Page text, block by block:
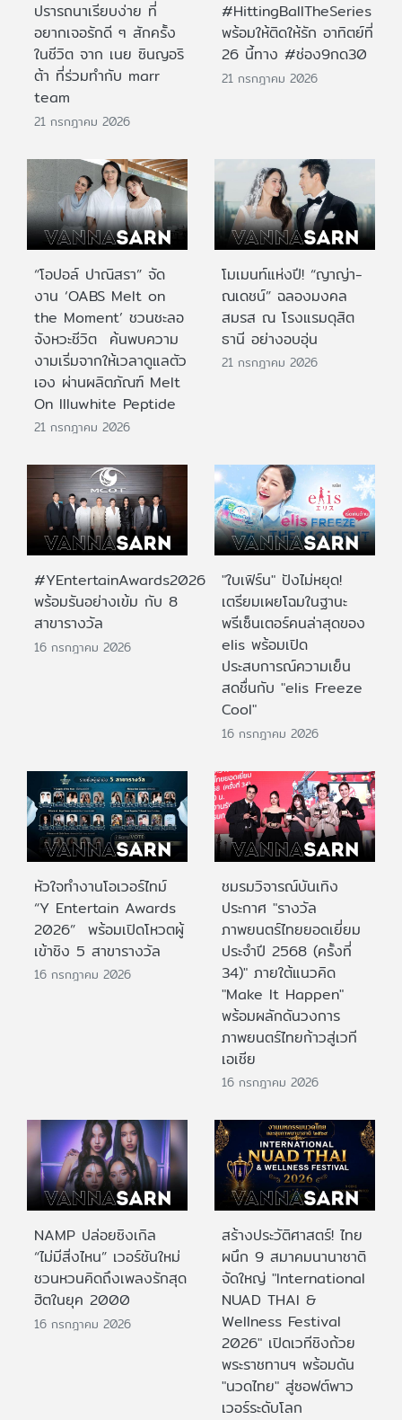
ปรารถนาเรียบง่าย ที่
อยากเจอรักดี ๆ สักครั้ง
ในชีวิต จาก เนย ซินญอริ
ต้า ที่ร่วมทำกับ marr
team
21 กรกฎาคม 2026
#HittingBallTheSeries
พร้อมให้ติดให้รัก อาทิตย์ที่
26 นี้ทาง #ช่อง9กด30
21 กรกฎาคม 2026
“โอปอล์ ปาณิสรา” จัด
งาน ‘OABS Melt on
the Moment’ ชวนชะลอ
จังหวะชีวิต ค้นพบความ
งามเริ่มจากให้เวลาดูแลตัว
เอง ผ่านผลิตภัณฑ์ Melt
On Illuwhite Peptide
21 กรกฎาคม 2026
โมเมนท์แห่งปี! “ญาญ่า-
ณเดชน์” ฉลองมงคล
สมรส ณ โรงแรมดุสิต
ธานี อย่างอบอุ่น
21 กรกฎาคม 2026
#YEntertainAwards2026
พร้อมรันอย่างเข้ม กับ 8
สาขารางวัล
16 กรกฎาคม 2026
"ใบเฟิร์น" ปังไม่หยุด!
เตรียมเผยโฉมในฐานะ
พรีเซ็นเตอร์คนล่าสุดของ
elis พร้อมเปิด
ประสบการณ์ความเย็น
สดชื่นกับ "elis Freeze
Cool"
16 กรกฎาคม 2026
หัวใจทำงานโอเวอร์ไทม์
“Y Entertain Awards
2026” พร้อมเปิดโหวตผู้
เข้าชิง 5 สาขารางวัล
16 กรกฎาคม 2026
ชมรมวิจารณ์บันเทิง
ประกาศ "รางวัล
ภาพยนตร์ไทยยอดเยี่ยม
ประจําปี 2568 (ครั้งที่
34)" ภายใต้แนวคิด
"Make It Happen"
พร้อมผลักดันวงการ
ภาพยนตร์ไทยก้าวสู่เวที
เอเชีย
16 กรกฎาคม 2026
NAMP ปล่อยซิงเกิล
“ไม่มีสิ่งไหน” เวอร์ชันใหม่
ชวนหวนคิดถึงเพลงรักสุด
ฮิตในยุค 2000
16 กรกฎาคม 2026
สร้างประวัติศาสตร์! ไทย
ผนึก 9 สมาคมนานาชาติ
จัดใหญ่ "International
NUAD THAI &
Wellness Festival
2026" เปิดเวทีชิงถ้วย
พระราชทานฯ พร้อมดัน
"นวดไทย" สู่ซอฟต์พาว
เวอร์ระดับโลก